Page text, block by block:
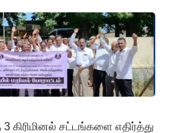
சட்டங்களை எதிர்த்து